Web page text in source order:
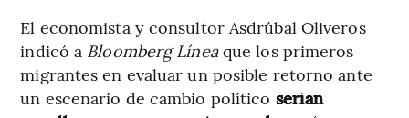
El economista y consultor Asdrúbal Oliveros
indicó a Bloomberg Líneaque los primeros
migrantes en evaluar un posible retorno ante
un escenario de cambio político serían